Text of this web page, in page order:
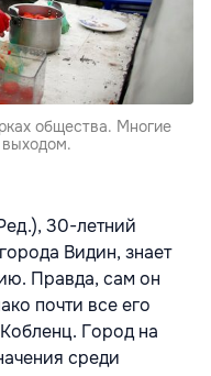
общества. Многие
30-летний
Видин, знает
Правда, сам он
почти все его
Город на
среди